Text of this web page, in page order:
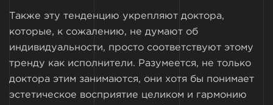
Также эту тенденцию укрепляют доктора,
которые, к сожалению, не думают об
индивидуальности, просто соответствуют этому
тренду как исполнители. Разумеется, не только
доктора этим занимаются, они хотя бы понимает
эстетическое восприятие целиком и гармонию